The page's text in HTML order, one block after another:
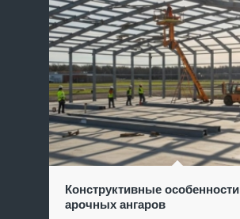
Конструктивные особенности
арочных ангаров